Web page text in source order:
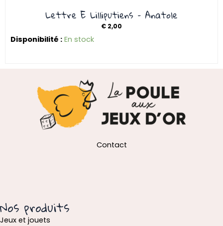
Lettre E Lilliputiens – Anatole
€ 2,00
Disponibilité : En stock
Contact
Nos produits
Jeux et jouets